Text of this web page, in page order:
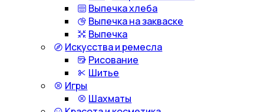
Выпечка хлеба
Выпечка на закваске
Выпечка
Искусства и ремесла
Рисование
Шитье
Игры
Шахматы